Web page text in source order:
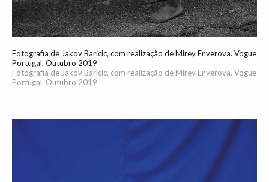
Fotografia de Jakov Baricic, com realização de Mirey Enverova. Vogue
Portugal, Outubro 2019
Fotografia de Jakov Baricic, com realização de Mirey Enverova. Vogue
Portugal, Outubro 2019